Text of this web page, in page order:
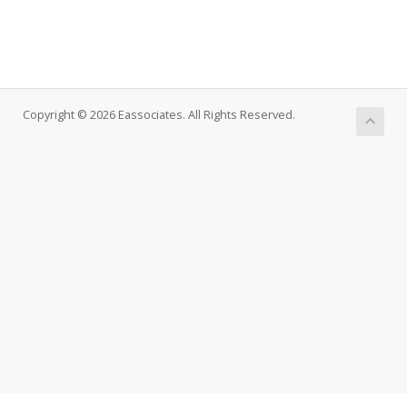
Copyright © 2026 Eassociates. All Rights Reserved.